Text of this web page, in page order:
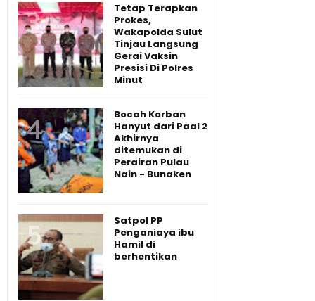
Tetap Terapkan
Prokes,
Wakapolda Sulut
Tinjau Langsung
Gerai Vaksin
Presisi Di Polres
Minut
Bocah Korban
Hanyut dari Paal 2
Akhirnya
ditemukan di
Perairan Pulau
Nain - Bunaken
Satpol PP
Penganiaya ibu
Hamil di
berhentikan